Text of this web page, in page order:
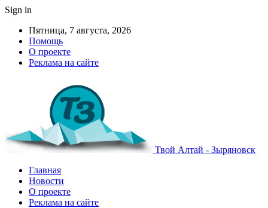
Sign in
Пятница, 7 августа, 2026
Помощь
О проекте
Реклама на сайте
Твой Алтай - Зыряновск
Главная
Новости
О проекте
Реклама на сайте